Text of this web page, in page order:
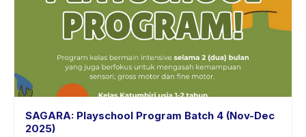
SAGARA: Playschool Program Batch 4 (Nov-Dec
2025)